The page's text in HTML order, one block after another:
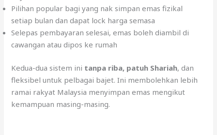
Pilihan popular bagi yang nak simpan emas fizikal
setiap bulan dan dapat lock harga semasa
Selepas pembayaran selesai, emas boleh diambil di
cawangan atau dipos ke rumah
Kedua-dua sistem ini tanpa riba, patuh Shariah, dan
fleksibel untuk pelbagai bajet. Ini membolehkan lebih
ramai rakyat Malaysia menyimpan emas mengikut
kemampuan masing-masing.